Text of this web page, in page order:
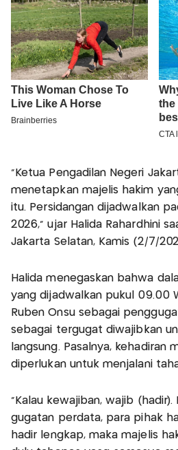
"Ketua Pengadilan Negeri
menetapkan majelis hakim
itu. Persidangan dijadwalkan
2026," ujar Halida Rahardhini
Jakarta Selatan, Kamis (2/7/
Halida menegaskan bahwa
yang dijadwalkan pukul 09.00
Ruben Onsu sebagai
sebagai tergugat diwajibkan
langsung. Pasalnya, kehadiran
diperlukan untuk menjalani
"Kalau kewajiban, wajib (hadir).
gugatan perdata, para pihak
hadir lengkap, maka majelis